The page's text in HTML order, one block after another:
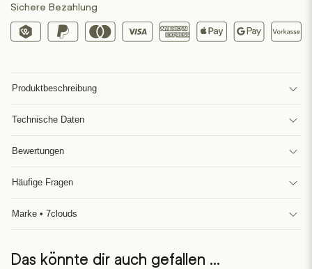
Sichere Bezahlung
Produktbeschreibung
Technische Daten
Bewertungen
Häufige Fragen
Marke • 7clouds
Das könnte dir auch gefallen …